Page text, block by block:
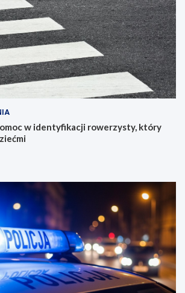
w identyfikacji rowerzysty, który